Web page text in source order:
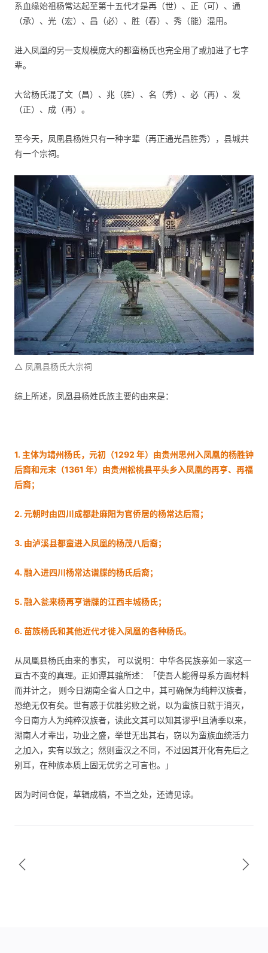
系血缘始祖杨常达起至第十五代才是再（世）、正（可）、通
（承）、光（宏）、昌（必）、胜（春）、秀（能）混用。
进入凤凰的另一支规模庞大的都蛮杨氏也完全用了或加进了七字
辈。
大岔杨氏混了文（昌）、兆（胜）、名（秀）、必（再）、发
（正）、成（再）。
至今天，凤凰县杨姓只有一种字辈（再正通光昌胜秀），县城共
有一个宗祠。
△ 凤凰县杨氏大宗祠
综上所述，凤凰县杨姓氏族主要的由来是：
1. 主体为靖州杨氏，元初（1292 年）由贵州思州入凤凰的杨胜钟
后裔和元末（1361 年）由贵州松桃县平头乡入凤凰的再亨、再福
后裔；
2. 元朝时由四川成都赴麻阳为官侨居的杨常达后裔；
3. 由泸溪县都蛮进入凤凰的杨茂八后裔；
4. 融入进四川杨常达谱牒的杨氏后裔；
5. 融入瓮来杨再亨谱牒的江西丰城杨氏；
6. 苗族杨氏和其他近代才徙入凤凰的各种杨氏。
从凤凰县杨氏由来的事实， 可以说明：中华各民族亲如一家这一
亘古不变的真理。正如谭其骧所述：「使吾人能得母系方面材料
而并计之， 则今日湖南全省人口之中，其可确保为纯粹汉族者，
恐绝无仅有矣。世有惑于优胜劣败之说，以为蛮族日就于消灭，
今日南方人为纯粹汉族者，读此文其可以知其谬乎!且清季以来，
湖南人才辈出，功业之盛，举世无出其右，窃以为蛮族血统活力
之加入，实有以致之；然则蛮汉之不同，不过因其开化有先后之
别耳，在种族本质上固无优劣之可言也。」
因为时间仓促，草辑成稿，不当之处，还请见谅。